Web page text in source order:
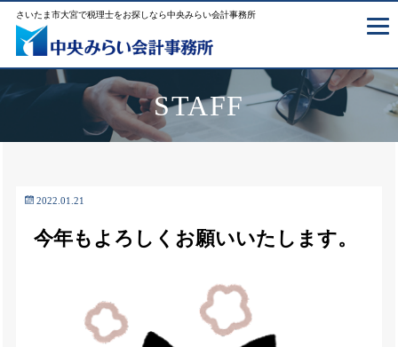
さいたま市大宮で税理士をお探しなら中央みらい会計事務所
STAFF
2022.01.21
今年もよろしくお願いいたします。